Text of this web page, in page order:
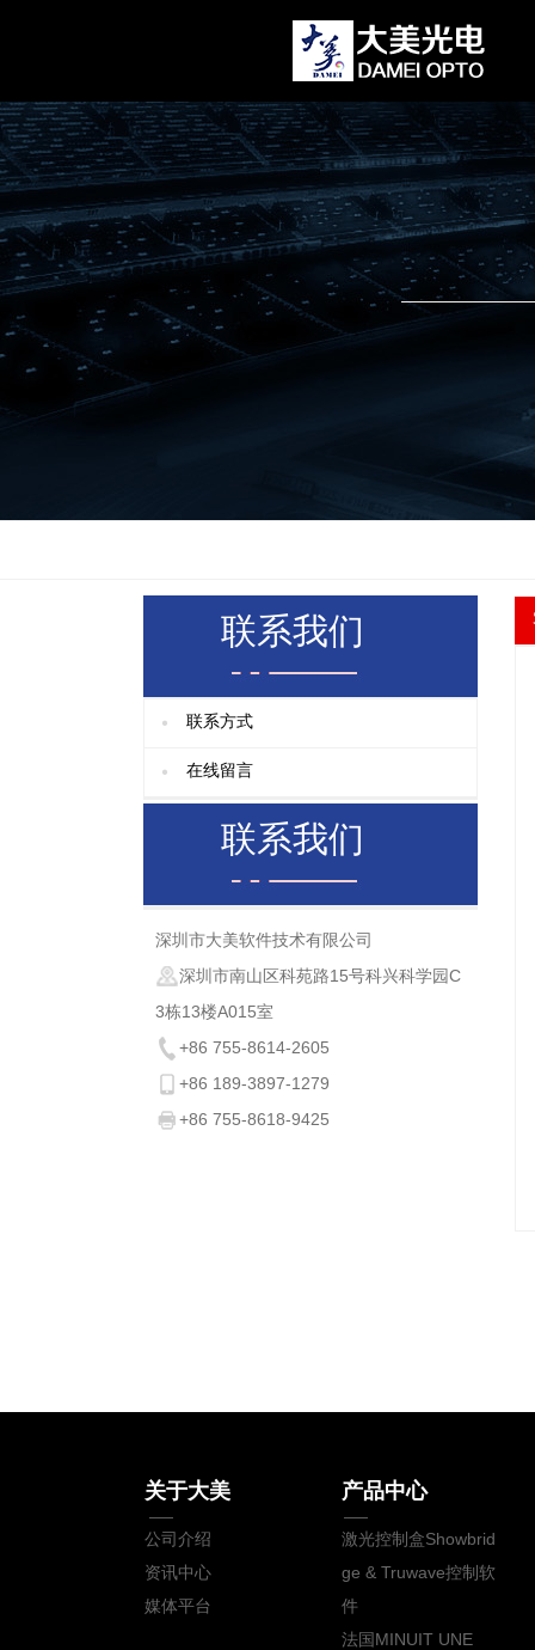
关于大美
公司介绍
资讯中心
媒体平台
产品中心
激光控制盒Showbrid
ge & Truwave控制软
件
法国MINUIT UNE
联系我们
联系方式
在线留言
联系我们
深圳市大美软件技术有限公司
深圳市南山区科苑路15号科兴科学园C
3栋13楼A015室
+86 755-8614-2605
+86 189-3897-1279
+86 755-8618-9425